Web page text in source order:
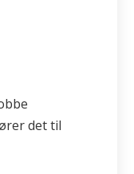
det til